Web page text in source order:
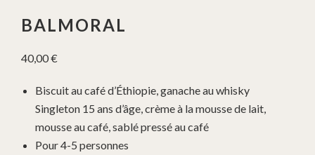
BALMORAL
40,00€
Biscuit au café d’Éthiopie, ganache au whisky
Singleton 15 ans d’âge, crème à la mousse de lait,
mousse au café, sablé pressé au café
Pour 4-5 personnes